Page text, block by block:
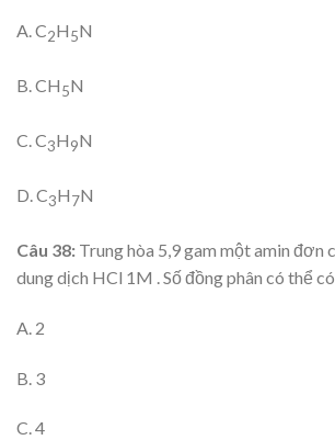
A. C2H5N
B. CH5N
C. C3H9N
D. C3H7N
Câu 38: Trung hòa 5,9 gam một amin đơn
dung dịch HCl 1M . Số đồng phân có thể
A. 2
B. 3
C. 4